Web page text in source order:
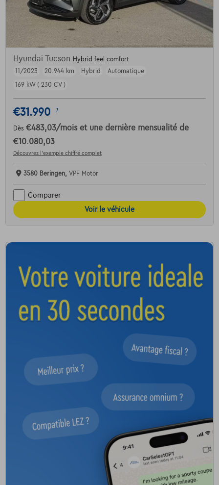
Hyundai Tucson Hybrid feel comfort
11/2023
20.944 km Hybrid
Automatique
169 kW ( 230 CV )
€31.990 1
Dès €483,03/mois et une dernière mensualité de
€10.080,03
Découvrez l’exemple chiffré complet
3580 Beringen, VPF Motor
Comparer
Voir le véhicule